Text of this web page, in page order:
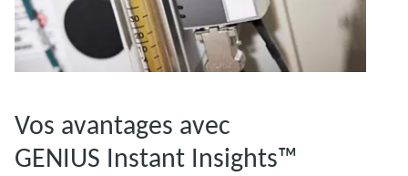
Vos avantages avec
GENIUS Instant Insights™